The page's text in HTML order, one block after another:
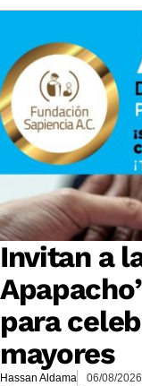
Invitan a
para
mayores
Hassan Aldama 06/08/2026